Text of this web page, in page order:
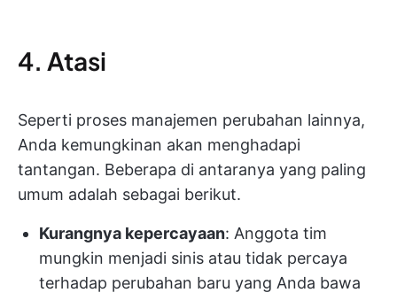
4. Atasi
Seperti proses manajemen perubahan lainnya,
Anda kemungkinan akan menghadapi
tantangan. Beberapa di antaranya yang paling
umum adalah sebagai berikut.
Kurangnya kepercayaan: Anggota tim
mungkin menjadi sinis atau tidak percaya
terhadap perubahan baru yang Anda bawa